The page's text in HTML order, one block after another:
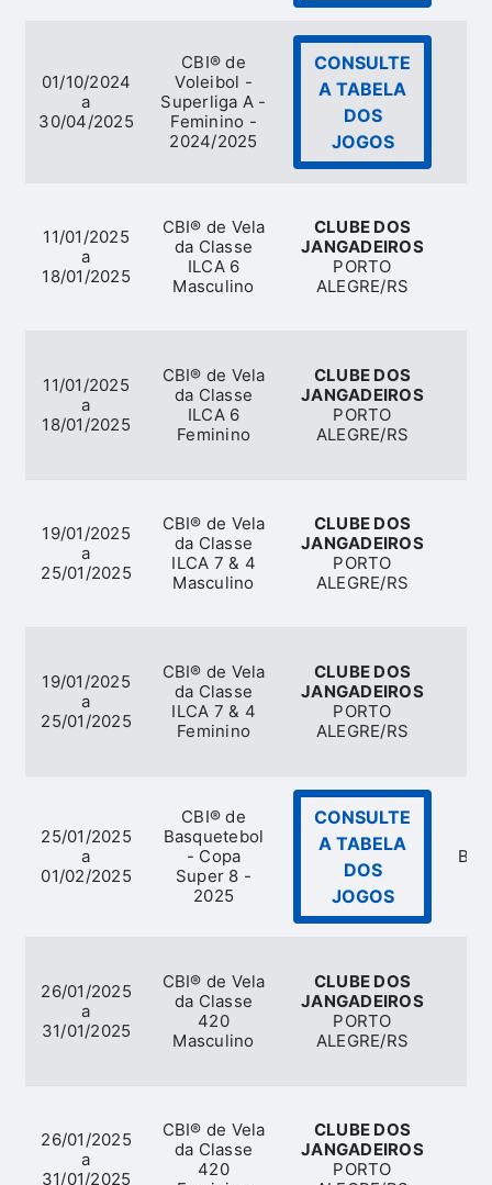
01/10/2024
a
30/04/2025
CBI® de
Voleibol -
Superliga A -
Feminino -
2024/2025
CONSULTE
A TABELA
DOS
JOGOS
11/01/2025
a
18/01/2025
CBI® de Vela
da Classe
ILCA 6
Masculino
CLUBE DOS
JANGADEIROS
PORTO
ALEGRE/RS
11/01/2025
a
18/01/2025
CBI® de Vela
da Classe
ILCA 6
Feminino
CLUBE DOS
JANGADEIROS
PORTO
ALEGRE/RS
19/01/2025
a
25/01/2025
CBI® de Vela
da Classe
ILCA 7 & 4
Masculino
CLUBE DOS
JANGADEIROS
PORTO
ALEGRE/RS
19/01/2025
a
25/01/2025
CBI® de Vela
da Classe
ILCA 7 & 4
Feminino
CLUBE DOS
JANGADEIROS
PORTO
ALEGRE/RS
25/01/2025
a
01/02/2025
CBI® de
Basquetebol
- Copa
Super 8 -
2025
CONSULTE
A TABELA
DOS
JOGOS
26/01/2025
a
31/01/2025
CBI® de Vela
da Classe
420
Masculino
CLUBE DOS
JANGADEIROS
PORTO
ALEGRE/RS
26/01/2025
a
31/01/2025
CBI® de Vela
da Classe
420
CLUBE DOS
JANGADEIROS
PORTO